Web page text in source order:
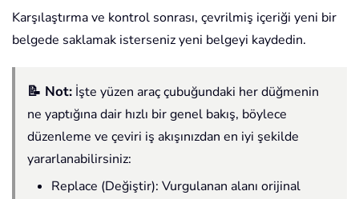
Karşılaştırma ve kontrol sonrası, çevrilmiş içeriği yeni bir
belgede saklamak isterseniz yeni belgeyi kaydedin.
📝 Not: İşte yüzen araç çubuğundaki her düğmenin
ne yaptığına dair hızlı bir genel bakış, böylece
düzenleme ve çeviri iş akışınızdan en iyi şekilde
yararlanabilirsiniz:
Replace (Değiştir): Vurgulanan alanı orijinal